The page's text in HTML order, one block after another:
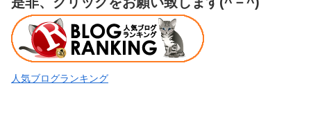
人気ブログランキング